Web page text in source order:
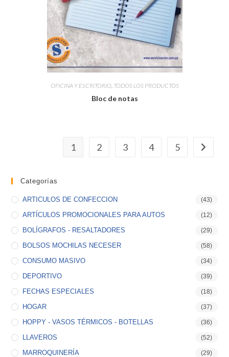
OFICINA Y ESCRITORIO, TODOS LOS PRODUCTOS
Bloc de notas
1 2 3 4 5
Categorías
ARTICULOS DE CONFECCION (43)
ARTÍCULOS PROMOCIONALES PARA AUTOS (12)
BOLÍGRAFOS - RESALTADORES (29)
BOLSOS MOCHILAS NECESER (58)
CONSUMO MASIVO (34)
DEPORTIVO (39)
FECHAS ESPECIALES (18)
HOGAR (37)
HOPPY - VASOS TÉRMICOS - BOTELLAS (36)
LLAVEROS (52)
MARROQUINERÍA (29)